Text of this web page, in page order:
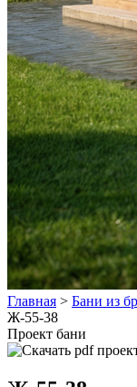
Главная > Бани из
Ж-55-38
Проект бани